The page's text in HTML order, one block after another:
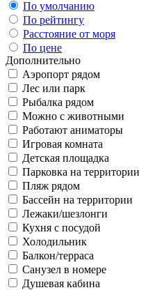
По умолчанию
По рейтингу
Расстояние от моря
По цене
Дополнительно
Аэропорт рядом
Лес или парк
Рыбалка рядом
Можно с животными
Работают аниматоры
Игровая комната
Детская площадка
Парковка на территории
Пляж рядом
Бассейн на территории
Лежаки/шезлонги
Кухня с посудой
Холодильник
Балкон/терраса
Санузел в номере
Душевая кабина